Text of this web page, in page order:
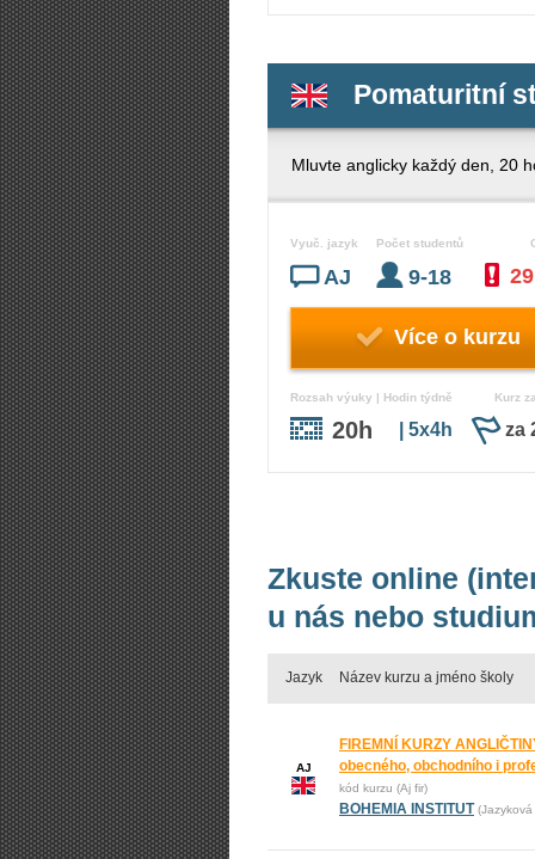
Pomaturitní
Mluvte anglicky každý den, 20
Vyuč. jazyk
AJ
Počet studentů
9-18
Více o kurzu
Rozsah výuky | Hodin týdně
20h | 5x4h
Kurz
za
Zkuste online
u nás nebo
Jazyk Název kurzu a jméno školy
AJ
FIREMNÍ KURZY
obecného, obchodního i
kód kurzu (Aj fir)
BOHEMIA INSTITUT (Jazyková